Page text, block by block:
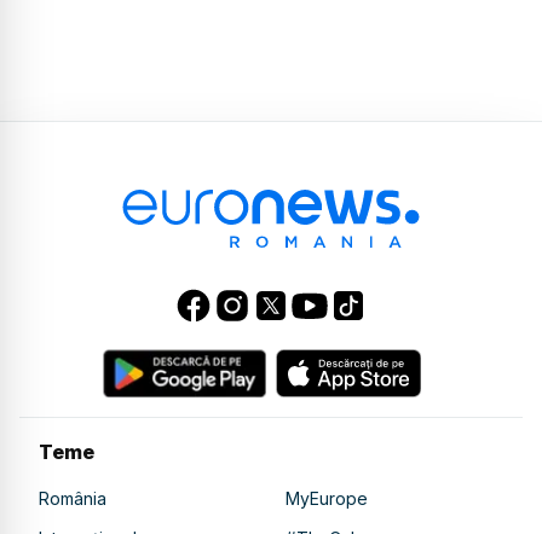
Teme
România
MyEurope